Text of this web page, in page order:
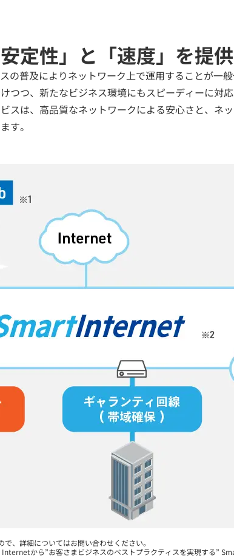
定性」と「速度」を提
の普及によりネットワーク上で運用することが
つつ、新たなビジネス環境にもスピーディーに対
スは、高品質なネットワークによる安心さと、
す。
、詳細についてはお問い合わせください。
から”お客さまビジネスのベストプラクティスを実現する”